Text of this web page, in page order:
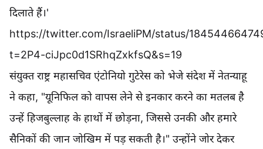
दिलाते हैं।'
https://twitter.com/IsraeliPM/status/
t=2P4-ciJpc0d1SRhqZxkfsQ&s=19
संयुक्त राष्ट्र महासचिव एंटोनियो गुटेरेस को भेजे संदेश में नेतन्याहू
ने कहा, "यूनिफिल को वापस लेने से इनकार करने का मतलब है
उन्हें हिजबुल्लाह के हाथों में छोड़ना, जिससे उनकी और हमारे
सैनिकों की जान जोखिम में पड़ सकती है।" उन्होंने जोर देकर